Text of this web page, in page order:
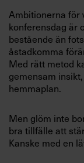
Villkor och
Sök
efter:
Ambitionerna för
konferensdag är
bestående än
åstadkomma
Med rätt metod
gemensam
hemmaplan.
Men glöm inte
bra tillfälle att
Kanske med en